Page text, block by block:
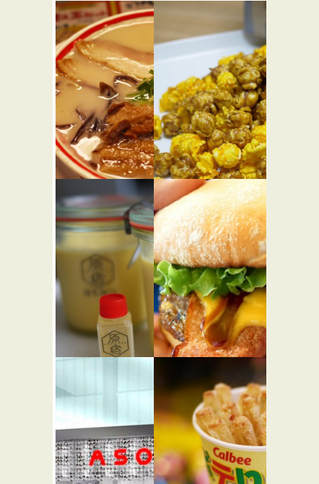
九州じゃ
んがら 原
宿1階店
ギャレッ
ト ポップ
コーン シ
ョップス
原宿店
スイーツ
コロンバ
ン ★☆☆
カフェ・喫茶店
スイーツ
テディー
ズ ビガー
バーガー
渋谷